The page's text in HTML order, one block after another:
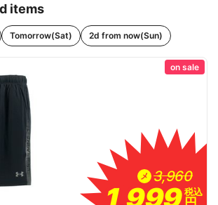
items
Tomorrow(Sat) 2d from now(Sun)
on sale
メ 3,960
3,960
税込
税込